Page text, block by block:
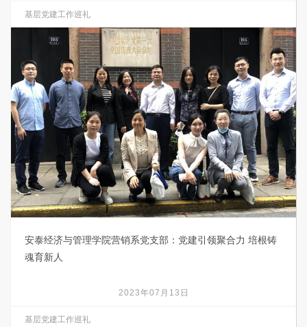
基层党建工作巡礼
安泰经济与管理学院营销系党支部：党建引领聚合力 培根铸
魂育新人
2023年07月13日
基层党建工作巡礼